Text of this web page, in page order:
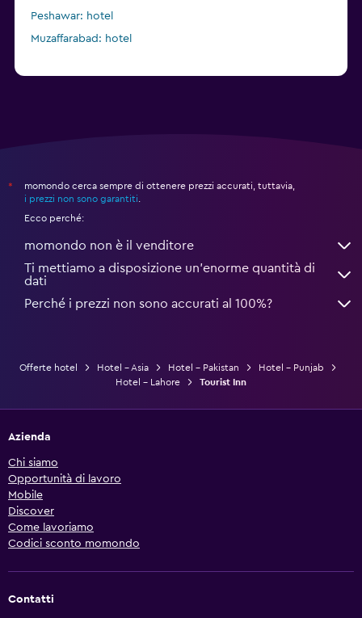
Peshawar: hotel
Muzaffarabad: hotel
*
momondo cerca sempre di ottenere prezzi accurati, tuttavia,
i prezzi non sono garantiti
Ecco perché:
momondo non è il venditore
Ti mettiamo a disposizione un’enorme quantità di
dati
Perché i prezzi non sono accurati al 100%?
Offerte hotel Hotel - Asia Hotel - Pakistan
Hotel - Punjab
Hotel - Lahore
Tourist Inn
Azienda
Chi siamo
Opportunità di lavoro
Mobile
Discover
Come lavoriamo
Codici sconto momondo
Contatti